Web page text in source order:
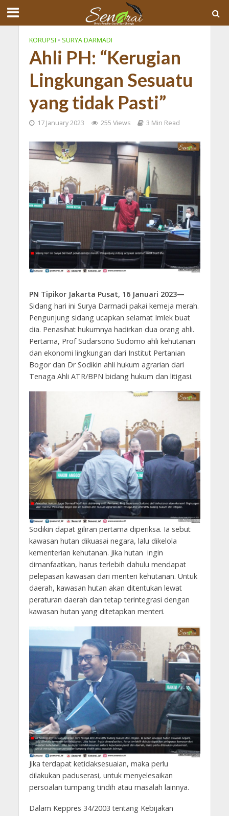
KORUPSI • SURYA DARMADI
Ahli PH: “Kerugian
Lingkungan Sesuatu
yang tidak Pasti”
17 January 2023 255 Views 3 Min Read
PN Tipikor Jakarta Pusat, 16 Januari 2023—
Sidang hari ini Surya Darmadi pakai kemeja merah.
Pengunjung sidang ucapkan selamat Imlek buat
dia. Penasihat hukumnya hadirkan dua orang ahli.
Pertama, Prof Sudarsono Sudomo ahli kehutanan
dan ekonomi lingkungan dari Institut Pertanian
Bogor dan Dr Sodikin ahli hukum agrarian dari
Tenaga Ahli ATR/BPN bidang hukum dan litigasi.
Sodikin dapat giliran pertama diperiksa. Ia sebut
kawasan hutan dikuasai negara, lalu dikelola
kementerian kehutanan. Jika hutan ingin
dimanfaatkan, harus terlebih dahulu mendapat
pelepasan kawasan dari menteri kehutanan. Untuk
daerah, kawasan hutan akan ditentukan lewat
peraturan daerah dan tetap terintegrasi dengan
kawasan hutan yang ditetapkan menteri.
Jika terdapat ketidaksesuaian, maka perlu
dilakukan paduserasi, untuk menyelesaikan
persoalan tumpang tindih atau masalah lainnya.
Dalam Keppres 34/2003 tentang Kebijakan